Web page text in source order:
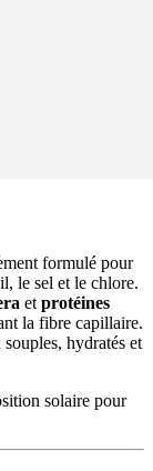
formulé pour
le sel et le chlore.
et protéines
la fibre capillaire.
hydratés et
solaire pour